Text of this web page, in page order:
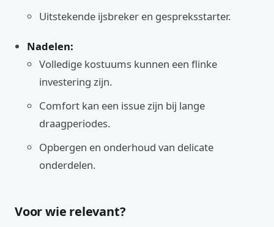
Uitstekende ijsbreker en gespreksstarter.
Nadelen:
Volledige kostuums kunnen een flinke
investering zijn.
Comfort kan een issue zijn bij lange
draagperiodes.
Opbergen en onderhoud van delicate
onderdelen.
Voor wie relevant?